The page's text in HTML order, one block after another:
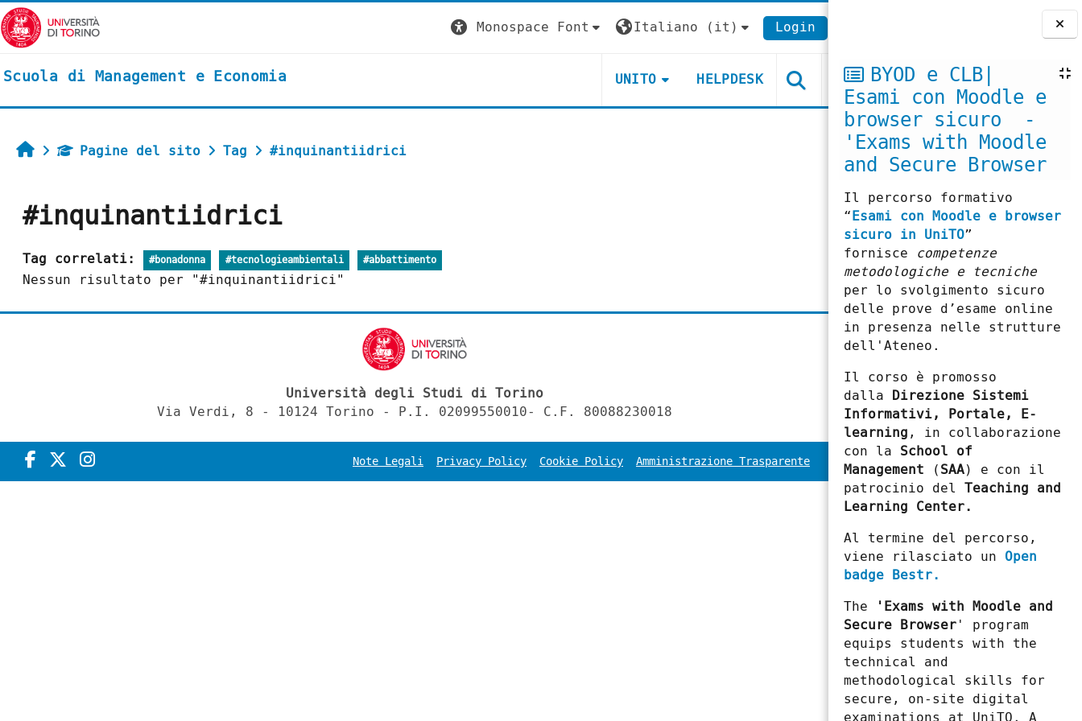
Vai al contenuto principale
Blocchi
BYOD e CLB|
Esami con Moodle e
browser sicuro -
'Exams with Moodle
and Secure Browser
Il percorso formativo
“Esami con Moodle e browser
sicuro in UniTO”
fornisce competenze
metodologiche e tecniche
per lo svolgimento sicuro
delle prove d’esame online
in presenza nelle strutture
dell'Ateneo.
Il corso è promosso
dalla Direzione Sistemi
Informativi, Portale, E-
learning, in collaborazione
con la School of
Management (SAA) e con il
patrocinio delTeaching and
Learning Center.
Al termine del percorso,
viene rilasciato un Open
badge Bestr.
The
'Exams with Moodle and
Secure Browser' program
equips students with the
technical and
methodological skills for
secure, on-site digital
Monospace Font Italiano ‎(it)‎ Login
Scuola di Management e Economia UNITO HELPDESK
HomePagine del sito Tag #inquinantiidrici
#inquinantiidrici
Tag correlati: #bonadonna #tecnologieambientali #abbattimento
Nessun risultato per "#inquinantiidrici"
Università degli Studi di Torino
Via Verdi, 8 - 10124 Torino - P.I. 02099550010- C.F. 80088230018
Note Legali Privacy Policy Cookie Policy Amministrazione Trasparente